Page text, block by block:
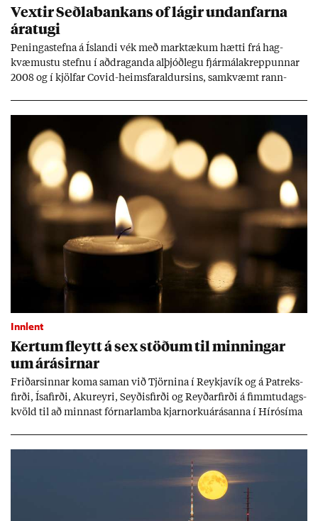
Vext­ir Seðla­bank­ans of lág­ir und­an­farna
ára­tugi
Pen­inga­stefna á Ís­landi vék með mark­tæk­um hætti frá hag­
kvæm­ustu stefnu í að­drag­anda al­þjóð­legu fjár­málakrepp­unn­ar
2008 og í kjöl­far Covid-heims­far­ald­urs­ins, sam­kvæmt rann­
Innlent
Kert­um fleytt á sex stöð­um til minn­ing­ar
um árás­irn­ar
Frið­arsinn­ar koma sam­an við Tjörn­ina í Reykja­vík og á Pat­reks­
firði, Ísa­firði, Ak­ur­eyri, Seyð­is­firði og Reyð­ar­firði á fimmtu­dags­
kvöld til að minn­ast fórn­ar­lamba kjarn­orku­árás­anna í Hírósíma